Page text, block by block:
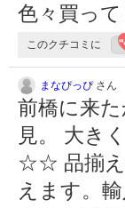
色々買っ
このクチコミに
まなぴっぴさん
前橋に来
見。 大き
☆☆ 品揃え
えます。